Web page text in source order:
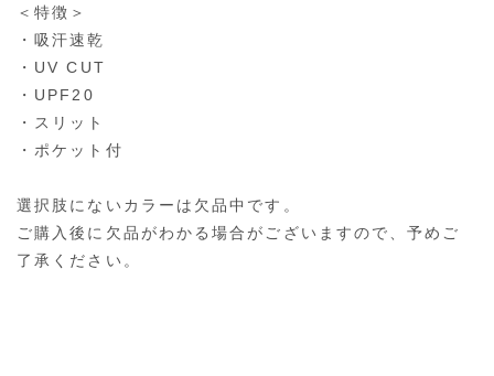
＜特徴＞
・吸汗速乾
・UV CUT
・UPF20
・スリット
・ポケット付
選択肢にないカラーは欠品中です。
ご購入後に欠品がわかる場合がございますので、予めご
了承ください。